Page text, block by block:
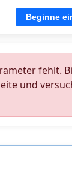
Beginne
fehlt.
und